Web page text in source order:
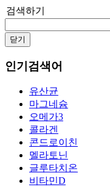
검색하기
닫기
인기검색어
유산균
마그네슘
오메가3
콜라겐
콘드로이친
멜라토닌
글루타치온
비타민D